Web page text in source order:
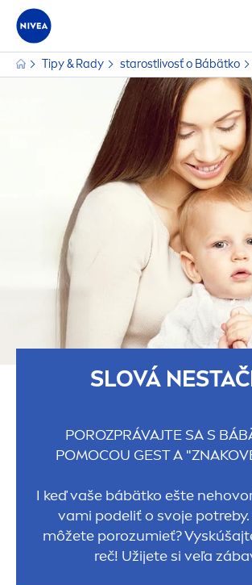
Tipy & Rady starostlivosť o Bábätko
SLOVÁ
POROZPRÁVAJTE SA S
POMOCOU GEST A
I keď vaše bábätko ešte
vami podeliť o svoje potreby.
môžete porozumieť?
reč! Užijete si veľa